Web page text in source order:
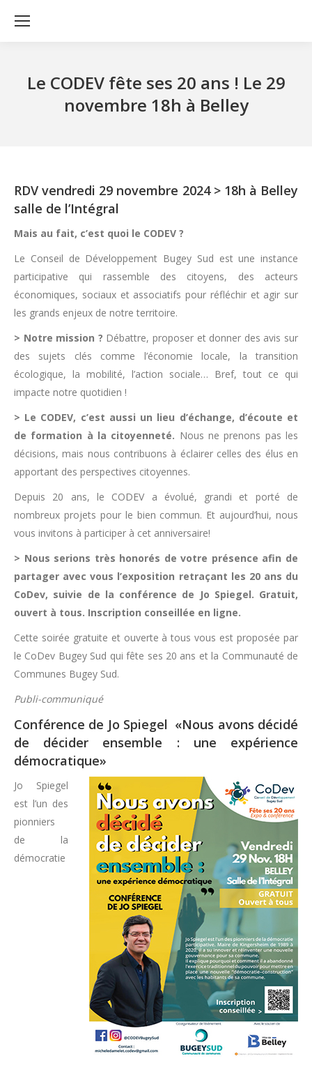
Le CODEV fête ses 20 ans ! Le 29
novembre 18h à Belley
RDV vendredi 29 novembre 2024 > 18h à Belley
salle de l’Intégral
Mais au fait, c’est quoi le CODEV ?
Le Conseil de Développement Bugey Sud est une instance
participative qui rassemble des citoyens, des acteurs
économiques, sociaux et associatifs pour réfléchir et agir sur
les grands enjeux de notre territoire.
> Notre mission ? Débattre, proposer et donner des avis sur
des sujets clés comme l’économie locale, la transition
écologique, la mobilité, l’action sociale… Bref, tout ce qui
impacte notre quotidien !
> Le CODEV, c’est aussi un lieu d’échange, d’écoute et
de formation à la citoyenneté. Nous ne prenons pas les
décisions, mais nous contribuons à éclairer celles des élus en
apportant des perspectives citoyennes.
Depuis 20 ans, le CODEV a évolué, grandi et porté de
nombreux projets pour le bien commun. Et aujourd’hui, nous
vous invitons à participer à cet anniversaire!
> Nous serions très honorés de votre présence afin de
partager avec vous l’exposition retraçant les 20 ans du
CoDev, suivie de la conférence de Jo Spiegel. Gratuit,
ouvert à tous. Inscription conseillée en ligne.
Cette soirée gratuite et ouverte à tous vous est proposée par
le CoDev Bugey Sud qui fête ses 20 ans et la Communauté de
Communes Bugey Sud.
Publi-communiqué
Conférence de Jo Spiegel «Nous avons décidé
de décider ensemble : une expérience
démocratique»
Jo Spiegel
est l’un des
pionniers
de la
démocratie